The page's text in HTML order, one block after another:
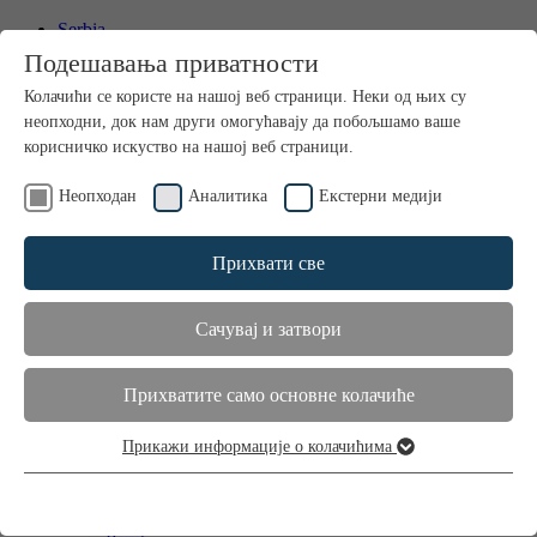
Serbia
Kontakt
Proizvodi
Nega kose
Dodatak ishrani
Saveti i preporuke
Suva i oštećena kosa
Подешавања приватности
Колачићи се користе на нашој веб страници. Неки од њих су
неопходни, док нам други омогућавају да побољшамо ваше
корисничко искуство на нашој веб страници.
Неопходан Аналитика Екстерни медији
Прихвати све
Сачувај и затвори
Прихватите само основне колачиће
Неопходан
Прикажи информације о колачићима